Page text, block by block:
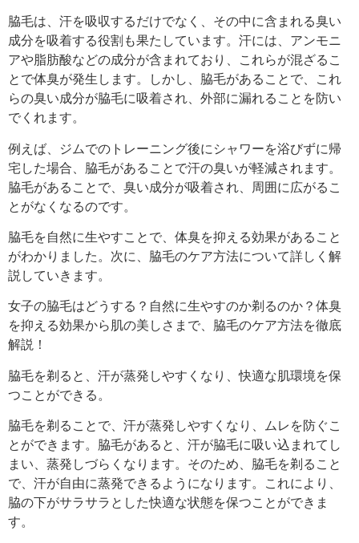
脇毛は、汗を吸収するだけでなく、その中に含まれる臭い
成分を吸着する役割も果たしています。汗には、アンモニ
アや脂肪酸などの成分が含まれており、これらが混ざるこ
とで体臭が発生します。しかし、脇毛があることで、これ
らの臭い成分が脇毛に吸着され、外部に漏れることを防い
でくれます。
例えば、ジムでのトレーニング後にシャワーを浴びずに帰
宅した場合、脇毛があることで汗の臭いが軽減されます。
脇毛があることで、臭い成分が吸着され、周囲に広がるこ
とがなくなるのです。
脇毛を自然に生やすことで、体臭を抑える効果があること
がわかりました。次に、脇毛のケア方法について詳しく解
説していきます。
女子の脇毛はどうする？自然に生やすのか剃るのか？体臭
を抑える効果から肌の美しさまで、脇毛のケア方法を徹底
解説！
脇毛を剃ると、汗が蒸発しやすくなり、快適な肌環境を保
つことができる。
脇毛を剃ることで、汗が蒸発しやすくなり、ムレを防ぐこ
とができます。脇毛があると、汗が脇毛に吸い込まれてし
まい、蒸発しづらくなります。そのため、脇毛を剃ること
で、汗が自由に蒸発できるようになります。これにより、
脇の下がサラサラとした快適な状態を保つことができま
す。